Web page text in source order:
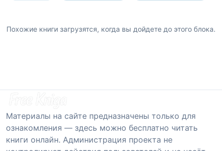
Похожие книги загрузятся, когда вы дойдете до этого блока.
Материалы на сайте предназначены только для
ознакомления — здесь можно бесплатно читать
книги онлайн. Администрация проекта не